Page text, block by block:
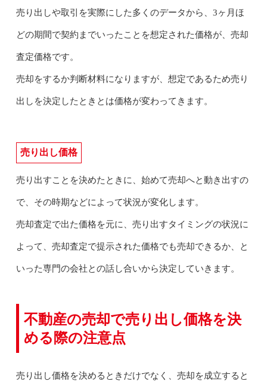
売り出しや取引を実際にした多くのデータから、3ヶ月ほ
どの期間で契約までいったことを想定された価格が、売却
査定価格です。
売却をするか判断材料になりますが、想定であるため売り
出しを決定したときとは価格が変わってきます。
売り出し価格
売り出すことを決めたときに、始めて売却へと動き出すの
で、その時期などによって状況が変化します。
売却査定で出た価格を元に、売り出すタイミングの状況に
よって、売却査定で提示された価格でも売却できるか、と
いった専門の会社との話し合いから決定していきます。
不動産の売却で売り出し価格を決
める際の注意点
売り出し価格を決めるときだけでなく、売却を成立すると